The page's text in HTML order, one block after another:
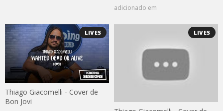
adicionado em
LIVES
Thiago Giacomelli - Cover de
Bon Jovi
LIVES